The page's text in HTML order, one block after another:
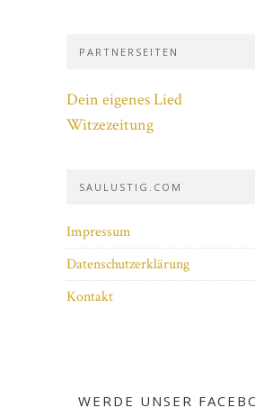
PARTNERSEITEN
Dein eigenes Lied
Witzezeitung
SAULUSTIG.COM
Impressum
Datenschutzerklärung
Kontakt
WERDE UNSER